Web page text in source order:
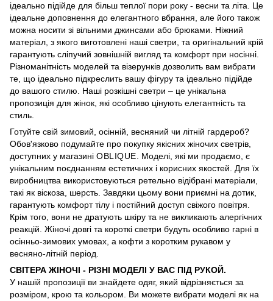
ідеально підійде для більш теплої пори року - весни та літа. Це
ідеальне доповнення до елегантного вбрання, але його також
можна носити зі вільними джинсами або брюками. Ніжний
матеріал, з якого виготовлені наші светри, та оригінальний крій
гарантують сліпучий зовнішній вигляд та комфорт при носінні.
Різноманітність моделей та візерунків дозволить вам вибрати
те, що ідеально підкреслить вашу фігуру та ідеально підійде
до вашого стилю. Наші розкішні светри – це унікальна
пропозиція для жінок, які особливо цінують елегантність та
стиль.
Готуйте свій зимовий, осінній, весняний чи літній гардероб?
Обов'язково подумайте про покупку якісних жіночих светрів,
доступних у магазині OBLIQUE . Моделі, які ми продаємо, є
унікальним поєднанням естетичних і корисних якостей. Для їх
виробництва використовуються ретельно відібрані матеріали,
такі як віскоза, шерсть. Завдяки цьому вони приємні на дотик,
гарантують комфорт тілу і постійний доступ свіжого повітря.
Крім того, вони не дратують шкіру та не викликають алергічних
реакцій. Жіночі довгі та короткі светри будуть особливо гарні в
осінньо-зимових умовах, а кофти з коротким рукавом у
весняно-літній період.
СВІТЕРА ЖІНОЧІ - РІЗНІ МОДЕЛІ У ВАС ПІД РУКОЙ.
У нашій пропозиції ви знайдете одяг, який відрізняється за
розміром, крою та кольором. Ви можете вибрати моделі як на